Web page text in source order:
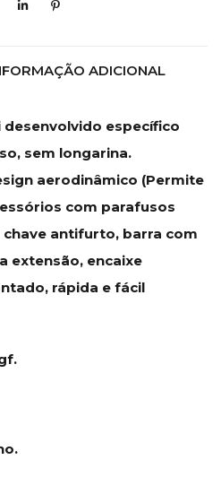
ADICIONAL
desenvolvido específico
sem longarina.
aerodinâmico (Permite
com parafusos
antifurto, barra com
extensão, encaixe
rápida e fácil